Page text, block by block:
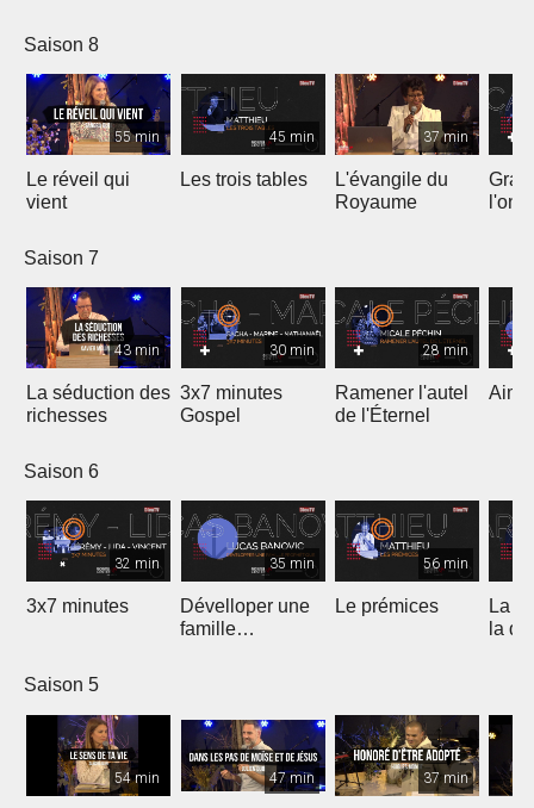
Saison 8
55 min
Le réveil qui
vient
45 min
Les trois tables
37 min
L'évangile du
Royaume
Saison 7
43 min
La séduction des
richesses
30 min
3x7 minutes
Gospel
28 min
Ramener l'autel
de l'Éternel
Saison 6
32 min
3x7 minutes
35 min
Dévelloper une
famille
56 min
Le prémices
La
la
Saison 5
54 min 47 min 37 min